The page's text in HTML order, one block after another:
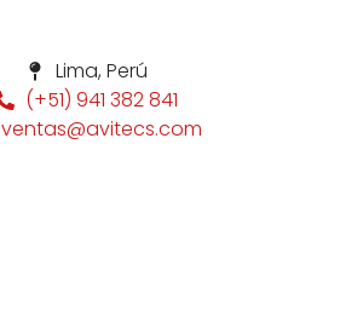
Lima, Perú
(+51) 941 382 841
ventas@avitecs.com